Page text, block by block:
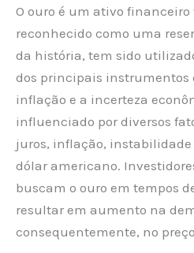
O ouro é um ativo
reconhecido como uma
da história, tem sido
dos principais instrumentos
inflação e a incerteza
influenciado por diversos
juros, inflação, instabilidade
dólar americano.
buscam o ouro em tempos
resultar em aumento na
consequentemente, no